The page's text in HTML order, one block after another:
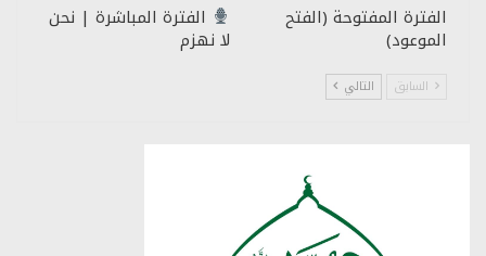
الفترة المفتوحة (الفتح
الموعود)
الفترة المباشرة | نحن
لا نهزم
السابق التالي